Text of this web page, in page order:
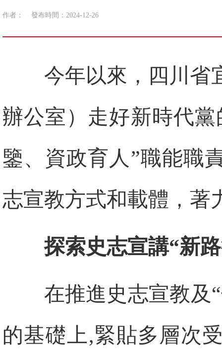
作者： 發布時間：2024-12-26
今年以來，四川省
辦公室）走好新時代
鑒、資政育人”職能職
志宣教方式和載體，著
探索史志宣講“新
在推進史志宣教及
的基礎上,緊貼多層次